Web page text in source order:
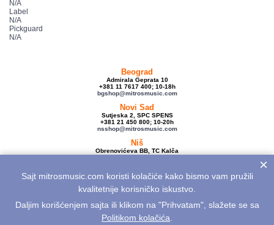
N/A
Label
N/A
Pickguard
N/A
Beograd
Admirala Geprata 10
+381 11 7617 400; 10-18h
bgshop@mitrosmusic.com
Novi Sad
Sutjeska 2, SPC SPENS
+381 21 450 800; 10-20h
nsshop@mitrosmusic.com
Niš
Obrenovićeva BB, TC Kalča
Veleprodaja
Admirala Geprata 10,
Beograd
info@mitrosmusic.com
×
Sajt mitrosmusic.com koristi kolačiće kako bismo vam pružili
kvalitetnije korisničko iskustvo.
Daljim korišćenjem sajta ili klikom na "Prihvatam", slažete se sa
Politikom kolačića